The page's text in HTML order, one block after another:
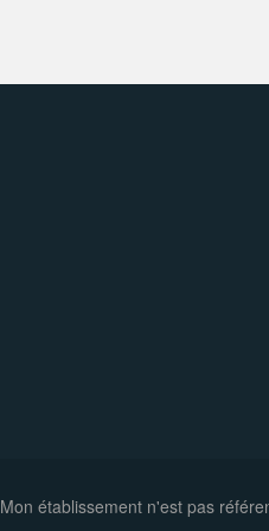
Mon établissement n'est pas